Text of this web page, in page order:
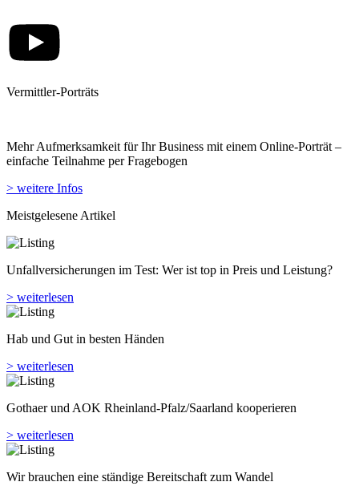
Unfallversicherungen im Test: Wer ist top in Preis und Leistung?
> weiterlesen